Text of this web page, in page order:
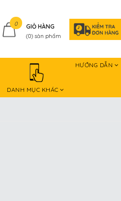
0 GIỎ HÀNG
(0) sản phẩm
DANH MỤC KHÁC
HƯỚNG DẪN